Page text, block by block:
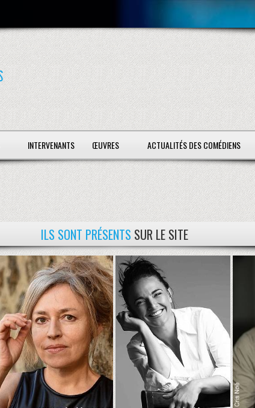
INTERVENANTS ŒUVRES ACTUALITÉS DES COMÉDIENS
ILS SONT PRÉSENTS SUR LE SITE